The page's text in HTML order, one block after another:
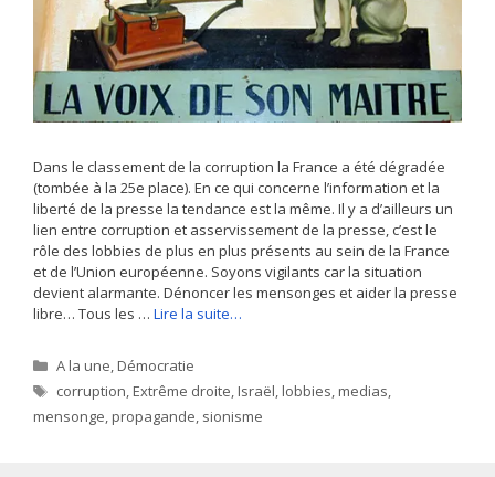
Dans le classement de la corruption la France a été dégradée
(tombée à la 25e place). En ce qui concerne l’information et la
liberté de la presse la tendance est la même. Il y a d’ailleurs un
lien entre corruption et asservissement de la presse, c’est le
rôle des lobbies de plus en plus présents au sein de la France
et de l’Union européenne. Soyons vigilants car la situation
devient alarmante. Dénoncer les mensonges et aider la presse
libre… Tous les … Lire la suite…
Catégories
A la une,Démocratie
Étiquettes
corruption,Extrême droite,Israël,lobbies,medias,
mensonge,propagande, sionisme